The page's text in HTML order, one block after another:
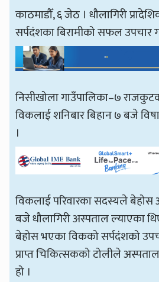
काठमाडौँ, ६ जेठ । धौलागिरी
सर्पदंशका बिरामीको सफल उपचार
निसीखोला गाउँपालिका–७
विकलाई शनिबार बिहान ७ बजे
।
विकलाई परिवारका सदस्यले बेहोस
बजे धौलागिरी अस्पताल ल्याएका
बेहोस भएका विकको सर्पदंशको
प्राप्त चिकित्सकको टोलीले
हो ।